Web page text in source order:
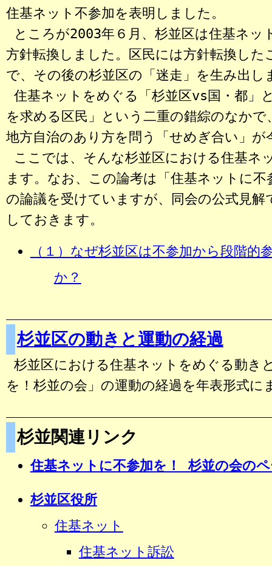
住基ネット不参加を表明しました。
ところが2003年６月、杉並区は住基ネッ
方針転換しました。区民には方針転換した
で、その後の杉並区の「迷走」を生み出し
住基ネットをめぐる「杉並区vs国・都」
を求める区民」という二重の錯綜のなか
地方自治のあり方を問う「せめぎ合い」が
ここでは、そんな杉並区における住基ネ
ます。なお、この論考は「住基ネットに
の論議を受けていますが、同会の公式見
しておきます。
（１）なぜ杉並区は不参加から段階的
か？
杉並区の動きと運動の経過
杉並区における住基ネットをめぐる動き
を！杉並の会」の運動の経過を年表形式に
杉並関連リンク
住基ネットに不参加を！ 杉並の会の
杉並区役所
住基ネット
住基ネット訴訟